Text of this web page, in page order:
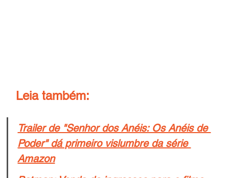
Leia também:
Trailer de "Senhor dos Anéis: Os Anéis de
Poder" dá primeiro vislumbre da série
Amazon